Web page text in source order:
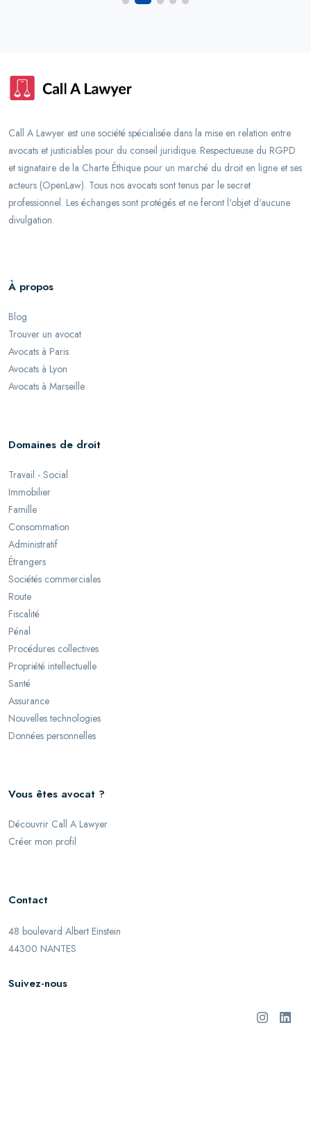
Call A Lawyer est une société spécialisée dans la mise en relation entre
avocats et justiciables pour du conseil juridique. Respectueuse du RGPD
et signataire de la Charte Éthique pour un marché du droit en ligne et ses
acteurs (OpenLaw). Tous nos avocats sont tenus par le secret
professionnel. Les échanges sont protégés et ne feront l'objet d'aucune
divulgation.
À propos
Blog
Trouver un avocat
Avocats à Paris
Avocats à Lyon
Avocats à Marseille
Domaines de droit
Travail - Social
Immobilier
Famille
Consommation
Administratif
Étrangers
Sociétés commerciales
Route
Fiscalité
Pénal
Procédures collectives
Propriété intellectuelle
Santé
Assurance
Nouvelles technologies
Données personnelles
Vous êtes avocat ?
Découvrir Call A Lawyer
Créer mon profil
Contact
48 boulevard Albert Einstein
44300 NANTES
Suivez-nous